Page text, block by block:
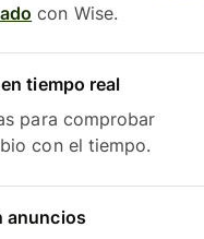
con Wise.
tiempo real
para comprobar
con el tiempo.
anuncios